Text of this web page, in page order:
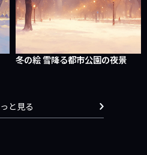
冬の絵 雪降る都市公園の夜景
と見る